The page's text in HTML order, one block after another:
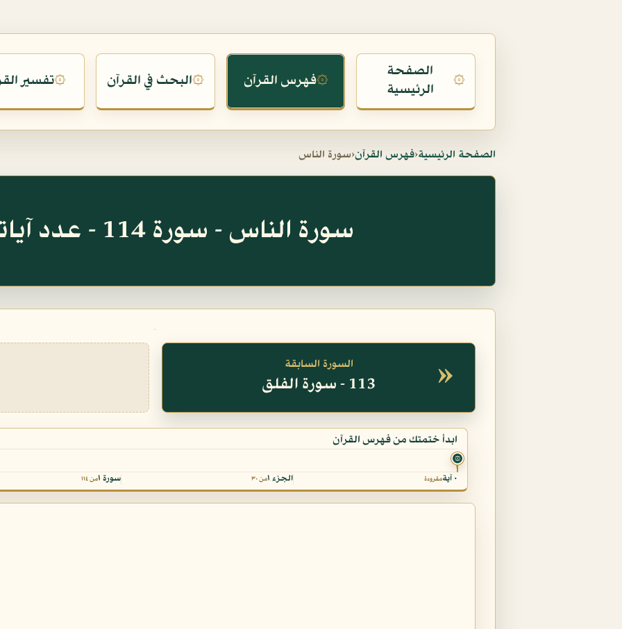
۞
الصفحة
الرئيسية
۞فهرس القرآن ۞البحث في القرآن ۞تفسير
الصفحة الرئيسية‹فهرس القرآن‹سورة الناس
سورة الناس - سورة 114 - عدد آياتها 6
» السورة السابقة
113 - سورة الفلق
ابدأ ختمتك من فهرس القرآن
۞
٠ آية مقروءة الجزء ١ من ٣٠ سورة ١ من ١١٤